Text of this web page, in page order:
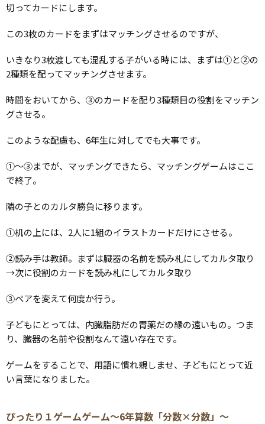
切ってカードにします。
この3枚のカードをまずはマッチングさせるのですが、
いきなり3枚渡しても混乱する子がいる時には、まずは①と②の
2種類を配ってマッチングさせます。
時間をおいてから、③のカードを配り3種類目の役割をマッチン
グさせる。
このような配慮も、6年生に対してでも大事です。
①～③までが、マッチングできたら、マッチングゲームはここ
で終了。
隣の子とのカルタ勝負に移ります。
①机の上には、2人に1組のイラストカードだけにさせる。
②読み手は教師。まずは臓器の名前を読み札にしてカルタ取り
→次に役割のカードを読み札にしてカルタ取り
③ペアを変えて何度か行う。
子どもにとっては、内臓脂肪だの胃薬だの縁の遠いもの。つま
り、臓器の名前や役割なんて遠い存在です。
ゲームをすることで、用語に慣れ親しませ、子どもにとって近
い言葉になりました。
ぴったり１ゲームゲーム～6年算数「分数×分数」～